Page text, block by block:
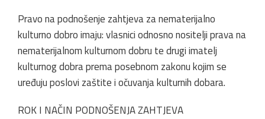
Pravo na podnošenje zahtjeva za nematerijalno
kulturno dobro imaju: vlasnici odnosno nositelji prava na
nematerijalnom kulturnom dobru te drugi imatelj
kulturnog dobra prema posebnom zakonu kojim se
uređuju poslovi zaštite i očuvanja kulturnih dobara.
ROK I NAČIN PODNOŠENJA ZAHTJEVA